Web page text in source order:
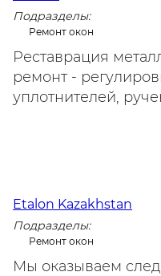
Подразделы:
Ремонт окон
Реставрация
ремонт -
уплотнителей,
Etalon Kazakhstan
Подразделы:
Ремонт окон
Мы оказываем